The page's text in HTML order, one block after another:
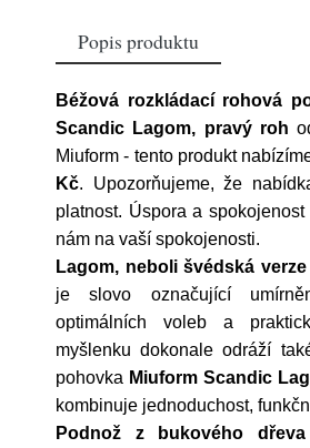
Popis produktu
Béžová rozkládací rohová
Scandic Lagom, pravý roh
Miuform - tento produkt
Kč. Upozorňujeme, že
platnost. Úspora a
nám na vaší spokojenosti.
Lagom, neboli švédská
je slovo označující
optimálních voleb a
myšlenku dokonale odráží
pohovka Miuform Scandic
kombinuje jednoduchost,
Podnož z bukového dřeva